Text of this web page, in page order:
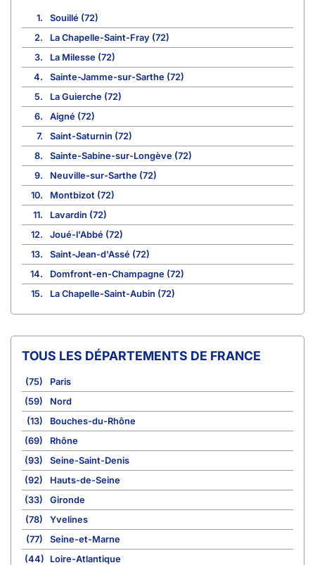
1.
Souillé (72)
2.
La Chapelle-Saint-Fray (72)
3.
La Milesse (72)
4.
Sainte-Jamme-sur-Sarthe (72)
5.
La Guierche (72)
6.
Aigné (72)
7.
Saint-Saturnin (72)
8.
Sainte-Sabine-sur-Longève (72)
9.
Neuville-sur-Sarthe (72)
10.
Montbizot (72)
11.
Lavardin (72)
12.
Joué-l'Abbé (72)
13.
Saint-Jean-d'Assé (72)
14.
Domfront-en-Champagne (72)
15.
La Chapelle-Saint-Aubin (72)
TOUS LES DÉPARTEMENTS DE FRANCE
(75)
Paris
(59)
Nord
(13)
Bouches-du-Rhône
(69)
Rhône
(93)
Seine-Saint-Denis
(92)
Hauts-de-Seine
(33)
Gironde
(78)
Yvelines
(77)
Seine-et-Marne
(44)
Loire-Atlantique